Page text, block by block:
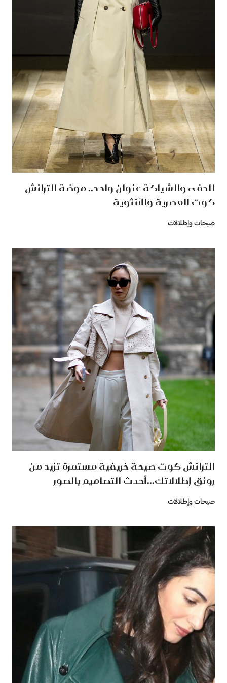
للدفء والشياكة عنوان واحد.. موضة الترانش
كوت العصرية والأنثوية
صيحات وإطلالات
الترانش كوت صيحة خريفية مستمرة تزيد من
رونق إطلالاتك...أحدث التصاميم بالصور
صيحات وإطلالات